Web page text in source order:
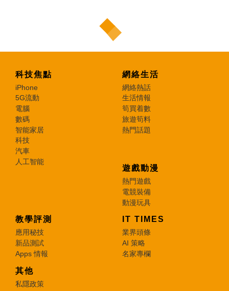
科技焦點
iPhone
5G流動
電腦
數碼
智能家居
科技
汽車
人工智能
網絡生活
網絡熱話
生活情報
筍買着數
旅遊筍料
熱門話題
遊戲動漫
熱門遊戲
電競裝備
動漫玩具
教學評測
應用秘技
新品測試
Apps 情報
IT TIMES
業界頭條
AI 策略
名家專欄
其他
私隱政策